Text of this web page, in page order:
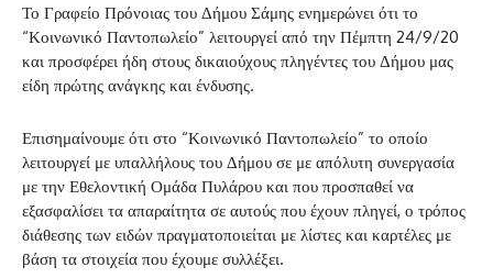
Το Γραφείο Πρόνοιας του Δήμου Σάμης ενημερώνει ότι το
“Κοινωνικό Παντοπωλείο” λειτουργεί από την Πέμπτη 24/9/20
και προσφέρει ήδη στους δικαιούχους πληγέντες του Δήμου μας
είδη πρώτης ανάγκης και ένδυσης.
Επισημαίνουμε ότι στο “Κοινωνικό Παντοπωλείο” το οποίο
λειτουργεί με υπαλλήλους του Δήμου σε με απόλυτη συνεργασία
με την Εθελοντική Ομάδα Πυλάρου και που προσπαθεί να
εξασφαλίσει τα απαραίτητα σε αυτούς που έχουν πληγεί, ο τρόπος
διάθεσης των ειδών πραγματοποιείται με λίστες και καρτέλες με
βάση τα στοιχεία που έχουμε συλλέξει.